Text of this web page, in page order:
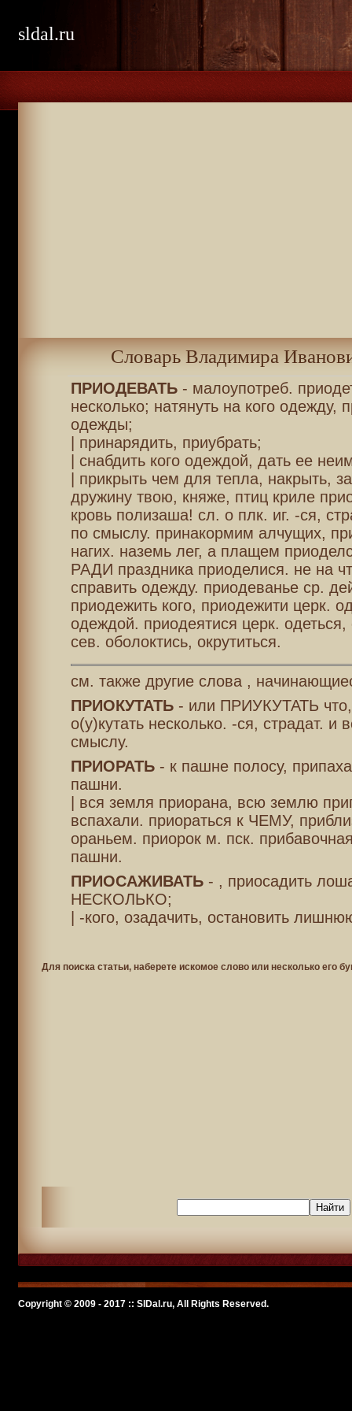
sldal.ru
Словарь Владимира
ПРИОДЕВАТЬ- малоупотреб.
несколько; натянуть на кого одежду,
одежды;
| принарядить, приубрать;
| снабдить кого одеждой, дать ее
| прикрыть чем для тепла, накрыть,
дружину твою, княже, птиц криле
кровь полизаша! сл. о плк. иг. -ся,
по смыслу. принакормим алчущих,
нагих. наземь лег, а плащем
РАДИ праздника приоделися. не на
справить одежду. приодеванье ср.
приодежить кого, приодежити церк.
одеждой. приодеятися церк. одеться,
сев. оболоктись, окрутиться.
см. также другие слова ,
ПРИОКУТАТЬ- или ПРИУКУТАТЬ что,
о(у)кутать несколько. -ся, страдат. и
смыслу.
ПРИОРАТЬ- к пашне полосу,
пашни.
| вся земля приорана, всю землю
вспахали. приораться к ЧЕМУ,
ораньем. приорок м. пск.
пашни.
ПРИОСАЖИВАТЬ- , приосадить
НЕСКОЛЬКО;
| -кого, озадачить, остановить
Для поиска статьи, наберете искомое слово или несколько его
Copyright © 2009 - 2017 :: SlDal.ru, All Rights Reserved.